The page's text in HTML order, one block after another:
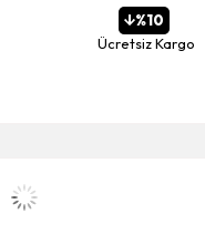
%10
Ücretsiz Kargo